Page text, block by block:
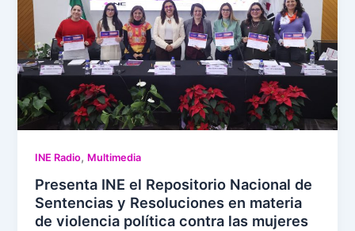
INE Radio, Multimedia
Presenta INE el Repositorio Nacional de
Sentencias y Resoluciones en materia
de violencia política contra las mujeres